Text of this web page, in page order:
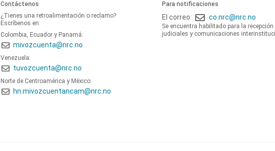
Contáctenos
¿Tienes una retroalimentación o reclamo?
Escríbenos en:
Colombia, Ecuador y Panamá:
mivozcuenta@nrc.no
Venezuela:
tuvozcuenta@nrc.no
Norte de Centroamérica y México:
hn.mivozcuentancam@nrc.no
Para notificaciones
El correo: co.nrc@nrc.no
Se encuentra habilitado para la
judiciales y comunicaciones